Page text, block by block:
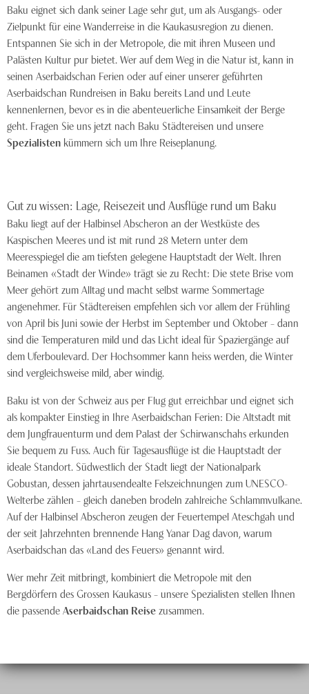
Baku eignet sich dank seiner Lage sehr gut, um als Ausgangs- oder
Zielpunkt für eine Wanderreise in die Kaukasusregion zu dienen.
Entspannen Sie sich in der Metropole, die mit ihren Museen und
Palästen Kultur pur bietet. Wer auf dem Weg in die Natur ist, kann in
seinen Aserbaidschan Ferien oder auf einer unserer geführten
Aserbaidschan Rundreisen in Baku bereits Land und Leute
kennenlernen, bevor es in die abenteuerliche Einsamkeit der Berge
geht. Fragen Sie uns jetzt nach Baku Städtereisen und unsere
Spezialisten kümmern sich um Ihre Reiseplanung.
Gut zu wissen: Lage, Reisezeit und Ausflüge rund um Baku
Baku liegt auf der Halbinsel Abscheron an der Westküste des
Kaspischen Meeres und ist mit rund 28 Metern unter dem
Meeresspiegel die am tiefsten gelegene Hauptstadt der Welt. Ihren
Beinamen «Stadt der Winde» trägt sie zu Recht: Die stete Brise vom
Meer gehört zum Alltag und macht selbst warme Sommertage
angenehmer. Für Städtereisen empfehlen sich vor allem der Frühling
von April bis Juni sowie der Herbst im September und Oktober – dann
sind die Temperaturen mild und das Licht ideal für Spaziergänge auf
dem Uferboulevard. Der Hochsommer kann heiss werden, die Winter
sind vergleichsweise mild, aber windig.
Baku ist von der Schweiz aus per Flug gut erreichbar und eignet sich
als kompakter Einstieg in Ihre Aserbaidschan Ferien: Die Altstadt mit
dem Jungfrauenturm und dem Palast der Schirwanschahs erkunden
Sie bequem zu Fuss. Auch für Tagesausflüge ist die Hauptstadt der
ideale Standort. Südwestlich der Stadt liegt der Nationalpark
Gobustan, dessen jahrtausendealte Felszeichnungen zum UNESCO-
Welterbe zählen – gleich daneben brodeln zahlreiche Schlammvulkane.
Auf der Halbinsel Abscheron zeugen der Feuertempel Ateschgah und
der seit Jahrzehnten brennende Hang Yanar Dag davon, warum
Aserbaidschan das «Land des Feuers» genannt wird.
Wer mehr Zeit mitbringt, kombiniert die Metropole mit den
Bergdörfern des Grossen Kaukasus – unsere Spezialisten stellen Ihnen
die passendeAserbaidschan Reisezusammen.